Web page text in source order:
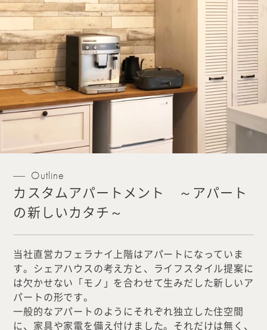
Outline
カスタムアパートメント ～アパート
の新しいカタチ～
当社直営カフェラナイ上階はアパートになっていま
す。シェアハウスの考え方と、ライフスタイル提案に
は欠かせない「モノ」を合わせて生みだした新しいア
パートの形です。
一般的なアパートのようにそれぞれ独立した住空間
に、家具や家電を備え付けました。それだけは無く、